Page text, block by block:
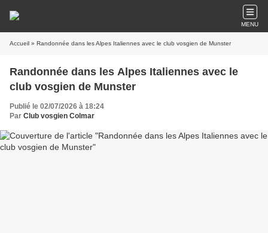
MENU
Accueil » Randonnée dans les Alpes Italiennes avec le club vosgien de Munster
Randonnée dans les Alpes Italiennes avec le
club vosgien de Munster
Publié le 02/07/2026 à 18:24
Par Club vosgien Colmar